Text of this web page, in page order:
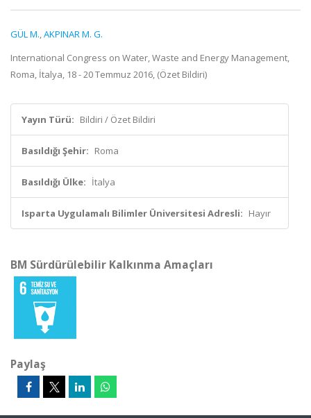
GÜL M.,AKPINAR M. G.
International Congress on Water, Waste and Energy Management,
Roma, İtalya, 18 - 20 Temmuz 2016, (Özet Bildiri)
Yayın Türü: Bildiri / Özet Bildiri
Basıldığı Şehir: Roma
Basıldığı Ülke: İtalya
Isparta Uygulamalı Bilimler Üniversitesi Adresli: Hayır
BM Sürdürülebilir Kalkınma Amaçları
Paylaş